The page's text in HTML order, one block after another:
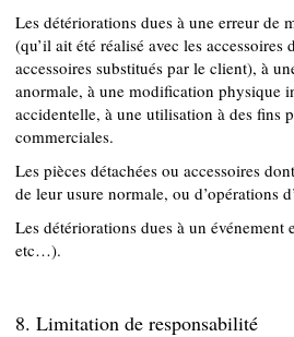
Les détériorations dues à une erreur de
(qu’il ait été réalisé avec les accessoires
accessoires substitués par le client), à
anormale, à une modification physique
accidentelle, à une utilisation à des fins
commerciales.
Les pièces détachées ou accessoires
de leur usure normale, ou d’opérations
Les détériorations dues à un événement
etc…).
8. Limitation de responsabilité